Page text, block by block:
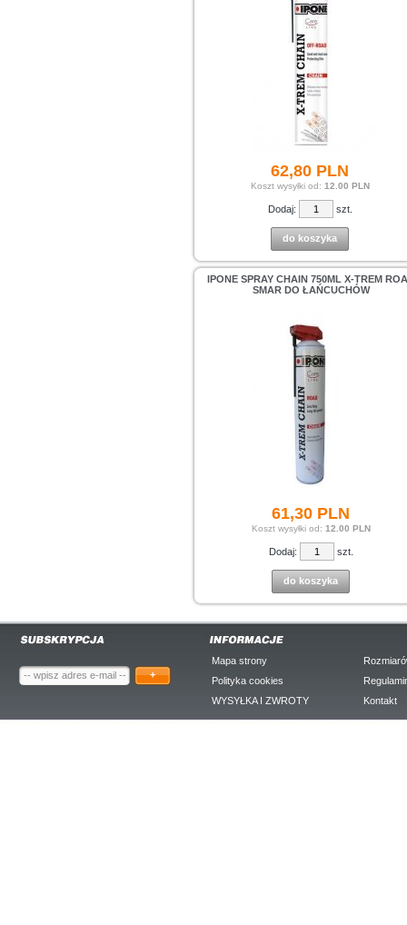
62,80 PLN
Koszt wysyłki od: 12.00 PLN
Dodaj: szt.
do koszyka
IPONE SPRAY CHAIN 750ML X-TREM
SMAR DO ŁAŃCUCHÓW
61,30 PLN
Koszt wysyłki od: 12.00 PLN
Dodaj: szt.
do koszyka
+
Mapa strony
Polityka cookies
WYSYŁKA I ZWROTY
Kontakt